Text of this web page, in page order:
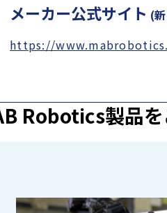
メーカー公式サイト (
https://
Robotics製品を